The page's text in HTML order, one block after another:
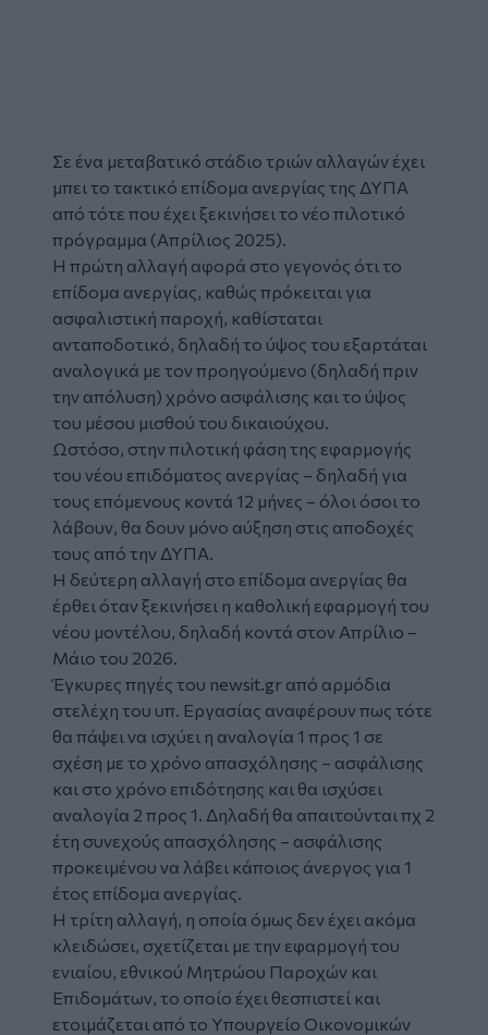
Σε ένα μεταβατικό στάδιο τριών αλλαγών έχει
μπει το τακτικό επίδομα ανεργίας της ΔΥΠΑ
από τότε που έχει ξεκινήσει το νέο πιλοτικό
πρόγραμμα (Απρίλιος 2025).
Η πρώτη αλλαγή αφορά στο γεγονός ότι το
επίδομα ανεργίας, καθώς πρόκειται για
ασφαλιστική παροχή, καθίσταται
ανταποδοτικό, δηλαδή το ύψος του εξαρτάται
αναλογικά με τον προηγούμενο (δηλαδή πριν
την απόλυση) χρόνο ασφάλισης και το ύψος
του μέσου μισθού του δικαιούχου.
Ωστόσο, στην πιλοτική φάση της εφαρμογής
του νέου επιδόματος ανεργίας – δηλαδή για
τους επόμενους κοντά 12 μήνες – όλοι όσοι το
λάβουν, θα δουν μόνο αύξηση στις αποδοχές
τους από την ΔΥΠΑ.
Η δεύτερη αλλαγή στο επίδομα ανεργίας θα
έρθει όταν ξεκινήσει η καθολική εφαρμογή του
νέου μοντέλου, δηλαδή κοντά στον Απρίλιο –
Μάιο του 2026.
Έγκυρες πηγές του newsit.gr από αρμόδια
στελέχη του υπ. Εργασίας αναφέρουν πως τότε
θα πάψει να ισχύει η αναλογία 1 προς 1 σε
σχέση με το χρόνο απασχόλησης – ασφάλισης
και στο χρόνο επιδότησης και θα ισχύσει
αναλογία 2 προς 1. Δηλαδή θα απαιτούνται πχ 2
έτη συνεχούς απασχόλησης – ασφάλισης
προκειμένου να λάβει κάποιος άνεργος για 1
έτος επίδομα ανεργίας.
Η τρίτη αλλαγή, η οποία όμως δεν έχει ακόμα
κλειδώσει, σχετίζεται με την εφαρμογή του
ενιαίου, εθνικού Μητρώου Παροχών και
Επιδομάτων, το οποίο έχει θεσπιστεί και
ετοιμάζεται από το Υπουργείο Οικονομικών